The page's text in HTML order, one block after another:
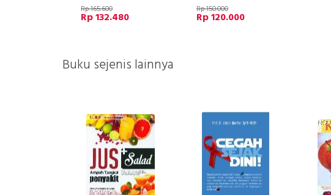
Rp 165.600
Rp 132.480
Rp 150.000
Rp 120.000
Buku sejenis lainnya